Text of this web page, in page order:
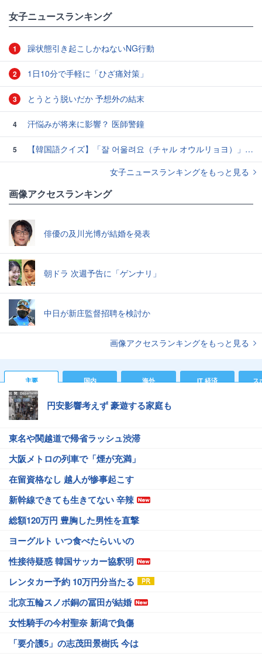
女子ニュースランキング
1 躁状態引き起こしかねないNG行動
2 1日10分で手軽に「ひざ痛対策」
3 とうとう脱いだか 予想外の結末
4 汗悩みが将来に影響？ 医師警鐘
5
【韓国語クイズ】「잘 어울려요（チャル オウルリョヨ）」の意味は？褒め言葉です♡
女子ニュースランキングをもっと見る
画像アクセスランキング
俳優の及川光博が結婚を発表
朝ドラ 次週予告に「ゲンナリ」
中日が新庄監督招聘を検討か
画像アクセスランキングをもっと見る
主要 国内 海外 IT 経済 ス
円安影響考えず 豪遊する家庭も
東名や関越道で帰省ラッシュ渋滞
大阪メトロの列車で「煙が充満」
在留資格なし 越人が惨事起こす
新幹線できても生きてない 辛辣
総額120万円 豊胸した男性を直撃
ヨーグルト いつ食べたらいいの
性接待疑惑 韓国サッカー協釈明
レンタカー予約 10万円分当たる
北京五輪スノボ銅の冨田が結婚
女性騎手の今村聖奈 新潟で負傷
「要介護5」の志茂田景樹氏 今は